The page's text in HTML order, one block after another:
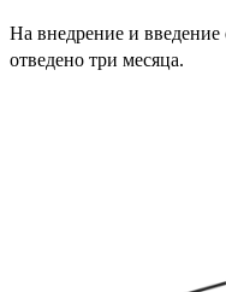
На внедрение и
отведено три месяца.